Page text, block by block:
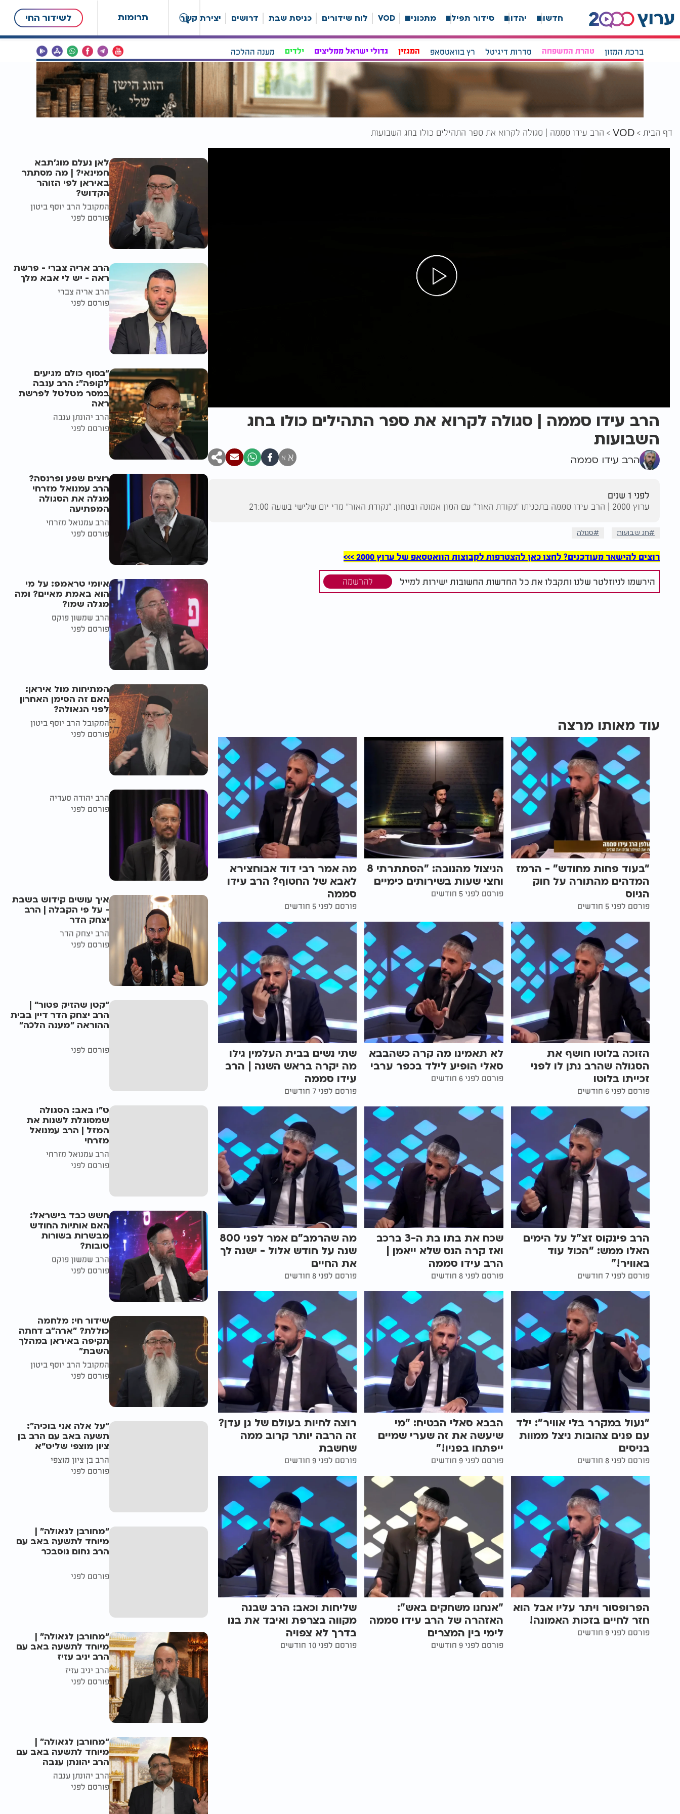
תרומות לשידור החי חדשות יהדות סידור תפילה מתכונים VOD לוח שידורים כניסת שבת דרושים יצירת קשר
ברכת המזון טהרת המשפחה סדרות דיגיטל רץ בוואטסאפ המגזין גדולי ישראל ממליצים ילדים מענה ההלכה
דף הבית VOD הרב עידו סממה | סגולה לקרוא את ספר התהילים כולו בחג השבועות
הרב עידו סממה | סגולה לקרוא את ספר התהילים כולו בחג
השבועות
הרב עידו סממה א א
לפני 1 שנים
ערוץ 2000 | הרב עידו סממה בתכניתו "נקודת האור" עם המון אמונה ובטחון. "נקודת האור" מדי יום שלישי בשעה 21:00
חג שבועות סגולה
רוצים להישאר מעודכנים? לחצו כאן להצטרפות לקבוצות הוואטסאפ של ערוץ 2000 >>>
הירשמו לניוזלטר שלנו ותקבלו את כל החדשות החשובות ישירות למייל להרשמה
עוד מאותו מרצה
"בעוד פחות מחודש" - הרמז
המדהים מהתורה על חוק
הגיוס
פורסם לפני 5 חודשים
הניצול מהנובה: "הסתתרתי 8
וחצי שעות בשירותים כימיים
פורסם לפני 5 חודשים
מה אמר רבי דוד אבוחצירא
לאבא של החטוף? הרב עידו
סממה
פורסם לפני 5 חודשים
הזוכה בלוטו חושף את
הסגולה שהרב נתן לו לפני
זכייתו בלוטו
פורסם לפני 6 חודשים
לא תאמינו מה קרה כשהבבא
סאלי הופיע לילד בכפר ערבי
פורסם לפני 6 חודשים
שתי נשים בבית העלמין גילו
מה יקרה בראש השנה | הרב
עידו סממה
פורסם לפני 7 חודשים
הרב פינקוס זצ"ל על הימים
האלו ממש: "הכול עוד
באוויר!"
פורסם לפני 7 חודשים
שכח את בתו בת ה-3 ברכב
ואז קרה הנס שלא ייאמן |
הרב עידו סממה
פורסם לפני 8 חודשים
מה שהרמב"ם אמר לפני 800
שנה על חודש אלול - ישנה לך
את החיים
פורסם לפני 8 חודשים
"נעול במקרר בלי אוויר": ילד
עם פנים צהובות ניצל ממוות
בניסים
פורסם לפני 8 חודשים
הבבא סאלי הבטיח: "מי
שיעשה את זה שערי שמיים
ייפתחו בפניו!"
פורסם לפני 9 חודשים
רוצה לחיות בעולם של גן עדן?
זה הרבה יותר קרוב ממה
שחשבת
פורסם לפני 9 חודשים
הפרופסור ויתר עליו אבל הוא
חזר לחיים בזכות האמונה!
פורסם לפני 9 חודשים
"אנחנו משחקים באש":
האזהרה של הרב עידו סממה
לימי בין המצרים
פורסם לפני 9 חודשים
שליחות וכאב: הרב שבנה
מקווה בצרפת ואיבד את בנו
בדרך לא צפויה
פורסם לפני 10 חודשים
לאן נעלם מוג'תבא
חמינאי? | מה מסתתר
באיראן לפי הזוהר
הקדוש?
המקובל הרב יוסף ביטון
פורסם לפני
הרב אריה צברי - פרשת
ראה - יש לי אבא מלך
הרב אריה צברי
פורסם לפני
"בסוף כולם מגיעים
לקופה": הרב ענבה
במסר מטלטל לפרשת
ראה
הרב יהונתן ענבה
פורסם לפני
רוצים שפע ופרנסה?
הרב עמנואל מזרחי
מגלה את הסגולה
המפתיעה
הרב עמנואל מזרחי
פורסם לפני
איומי טראמפ: על מי
הוא באמת מאיים? ומה
מגלה שמו?
הרב שמשון פוקס
פורסם לפני
המתיחות מול איראן:
האם זה הסימן האחרון
לפני הגאולה?
המקובל הרב יוסף ביטון
פורסם לפני
הרב יהודה סעדיה
פורסם לפני
איך עושים קידוש בשבת
- על פי הקבלה | הרב
יצחק הדר
הרב יצחק הדר
פורסם לפני
"קטן שהזיק פטור" |
הרב יצחק הדר דיין בבית
ההוראה "מענה הלכה"
פורסם לפני
ט"ו באב: הסגולה
שמסוגלת לשנות את
המזל | הרב עמנואל
מזרחי
הרב עמנואל מזרחי
פורסם לפני
חשש כבד בישראל:
האם אותיות החודש
מבשרות בשורות
טובות?
הרב שמשון פוקס
פורסם לפני
שידור חי: מלחמה
כוללת? ״ארה"ב דחתה
תקיפה באיראן במהלך
השבת״
המקובל הרב יוסף ביטון
פורסם לפני
"על אלה אני בוכיה":
תשעה באב עם הרב בן
ציון מוצפי שליט"א
הרב בן ציון מוצפי
פורסם לפני
"מחורבן לגאולה" |
מיוחד לתשעה באב עם
הרב נחום נוסבכר
פורסם לפני
"מחורבן לגאולה" |
מיוחד לתשעה באב עם
הרב יניב עזיז
הרב יניב עזיז
פורסם לפני
"מחורבן לגאולה" |
מיוחד לתשעה באב עם
הרב יהונתן ענבה
הרב יהונתן ענבה
פורסם לפני